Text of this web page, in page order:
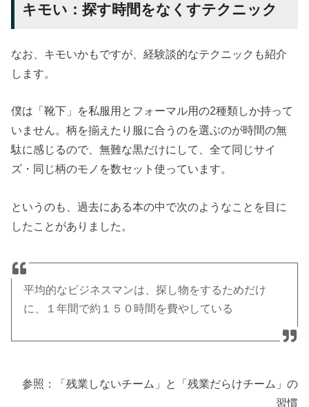
キモい：探す時間をなくすテクニック
なお、キモいかもですが、経験談的なテクニックも紹介
します。
僕は「靴下」を私服用とフォーマル用の2種類しか持って
いません。柄を揃えたり服に合うのを選ぶのが時間の無
駄に感じるので、無難な黒だけにして、全て同じサイ
ズ・同じ柄のモノを数セット使っています。
というのも、過去にある本の中で次のようなことを目に
したことがありました。
平均的なビジネスマンは、探し物をするためだけ
に、１年間で約１５０時間を費やしている
参照：「残業しないチーム」と「残業だらけチーム」の
習慣